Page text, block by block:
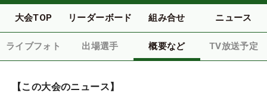
大会TOP リーダーボード 組み合せ ニュース
ライブフォト 出場選手 概要など TV放送予定
【この大会のニュース】